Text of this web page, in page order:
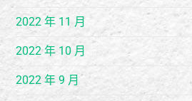
2022 年 11 月
2022 年 10 月
2022 年 9 月